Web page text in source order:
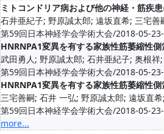
ミトコンドリア病および他の神経・筋疾
石井亜紀子; 野原誠太郎; 遠坂直希; 三宅
第59回日本神経学会学術大会/2018-05-
HNRNPA1変異を有する家族性筋萎縮性
武田勇人; 野原誠太郎; 石井亜紀子; 奥根
第59回日本神経学会学術大会/2018-05-
HNRNPA1変異を有する家族性筋萎縮性
三宅善嗣; 石井 一弘; 野原誠太郎; 遠坂直
第59回日本神経学会学術大会/2018-05-
more...